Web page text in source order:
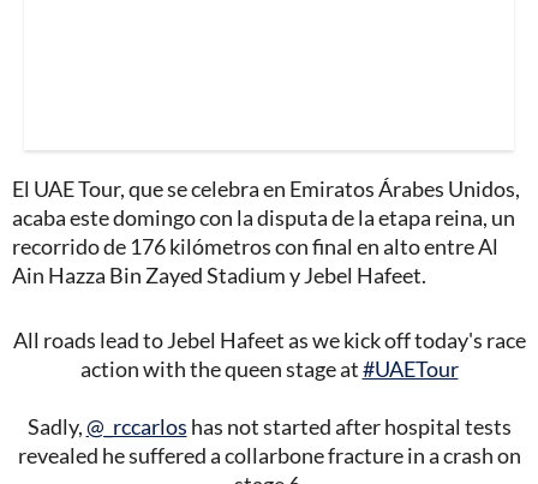
El UAE Tour, que se celebra en Emiratos Árabes Unidos,
acaba este domingo con la disputa de la etapa reina, un
recorrido de 176 kilómetros con final en alto entre Al
Ain Hazza Bin Zayed Stadium y Jebel Hafeet.
All roads lead to Jebel Hafeet as we kick off today's race
action with the queen stage at#UAETour
Sadly,@_rccarlos has not started after hospital tests
revealed he suffered a collarbone fracture in a crash on